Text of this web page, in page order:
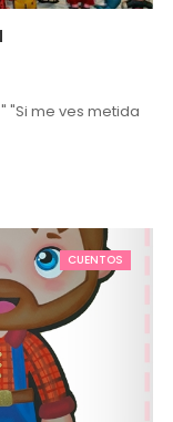
"Si me ves metida
CUENTOS